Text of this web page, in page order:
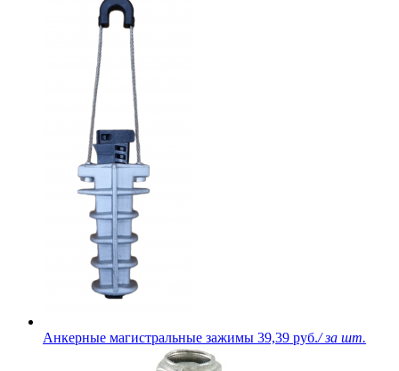
Анкерные магистральные зажимы 39,39 руб./ за шт.